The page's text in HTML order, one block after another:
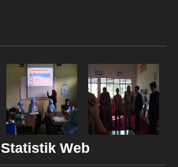
Statistik Web